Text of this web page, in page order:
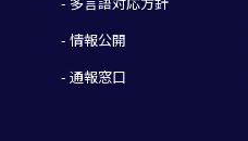
- 情報公開
- 通報窓口